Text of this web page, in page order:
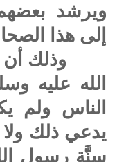
ويرشد
إلى هذا
وذلك
الله عليه
الناس ولم
يدعي ذلك
سنَّة رسول